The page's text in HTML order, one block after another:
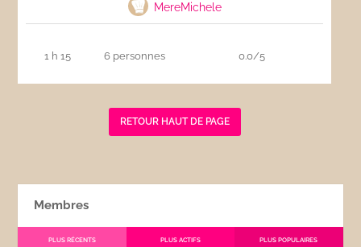
MereMichele
1 h 15 6 personnes 0.0/5
RETOUR HAUT DE PAGE
Membres
PLUS RÉCENTS PLUS ACTIFS PLUS POPULAIRES